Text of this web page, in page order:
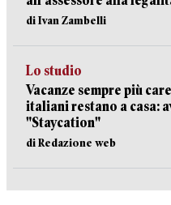
di Ivan Zambelli
Lo studio
Vacanze sempre più
italiani restano a casa:
"Staycation"
di Redazione web